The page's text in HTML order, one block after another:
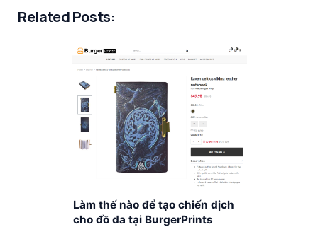
Related Posts:
Làm thế nào để tạo chiến dịch
cho đồ da tại BurgerPrints